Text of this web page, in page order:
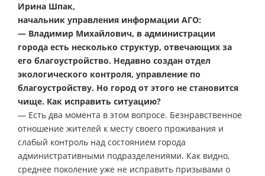
Ирина Шпак,
начальник управления информации АГО:
— Владимир Михайлович, в администрации
города есть несколько структур, отвечающих за
его благоустройство. Недавно создан отдел
экологического контроля, управление по
благоустройству. Но город от этого не становится
чище. Как исправить ситуацию?
— Есть два момента в этом вопросе. Безнравственное
отношение жителей к месту своего проживания и
слабый контроль над состоянием города
административными подразделениями. Как видно,
среднее поколение уже не исправить призывами о